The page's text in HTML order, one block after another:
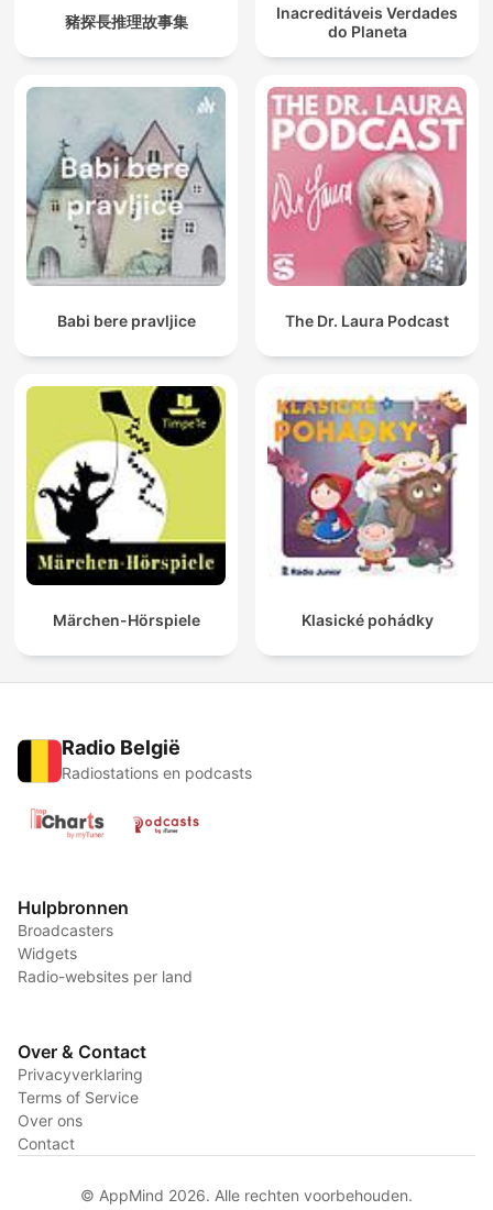
豬探長推理故事集
Inacreditáveis Verdades
do Planeta
Babi bere pravljice The Dr. Laura Podcast
Märchen-Hörspiele Klasické pohádky
Radio België
Radiostations en podcasts
Hulpbronnen
Broadcasters
Widgets
Radio-websites per land
Over & Contact
Privacyverklaring
Terms of Service
Over ons
Contact
© AppMind 2026. Alle rechten voorbehouden.